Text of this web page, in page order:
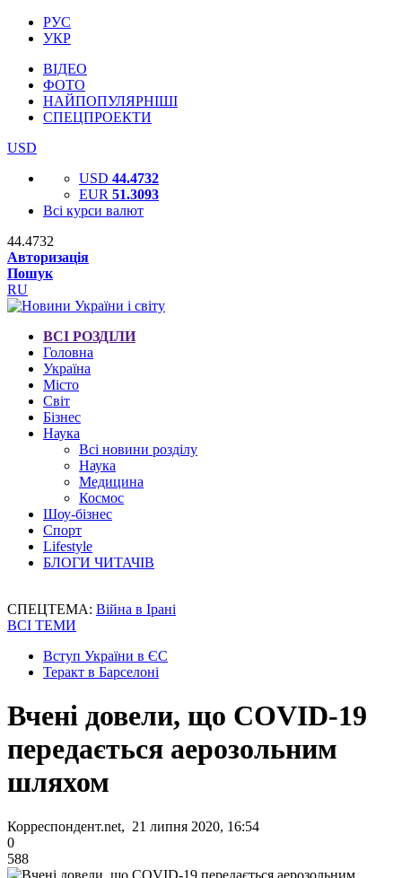
РУС
УКР
ВІДЕО
ФОТО
НАЙПОПУЛЯРНІШІ
СПЕЦПРОЕКТИ
USD
USD 44.4732
EUR 51.3093
Всі курси валют
44.4732
Авторизація
Пошук
RU
ВСІ РОЗДІЛИ
Головна
Україна
Місто
Світ
Бізнес
Наука
Всі новини розділу
Наука
Медицина
Космос
Шоу-бізнес
Спорт
Lifestyle
БЛОГИ ЧИТАЧІВ
СПЕЦТЕМА: Війна в Ірані
ВСІ ТЕМИ
Вступ України в ЄС
Теракт в Барселоні
Вчені довели, що COVID-19
передається аерозольним
шляхом
Корреспондент.net, 21 липня 2020, 16:54
0
588